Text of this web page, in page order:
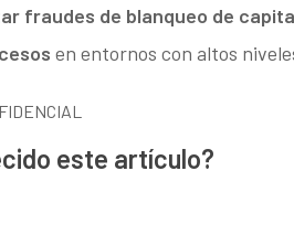
fraudes de blanqueo de
en entornos con altos
este artículo?